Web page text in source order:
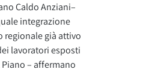
Caldo Anziani–
integrazione
regionale già attivo
lavoratori esposti
– affermano